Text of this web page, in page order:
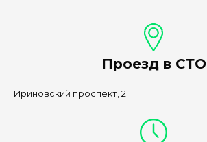
Проезд в СТО
Ириновский проспект, 2